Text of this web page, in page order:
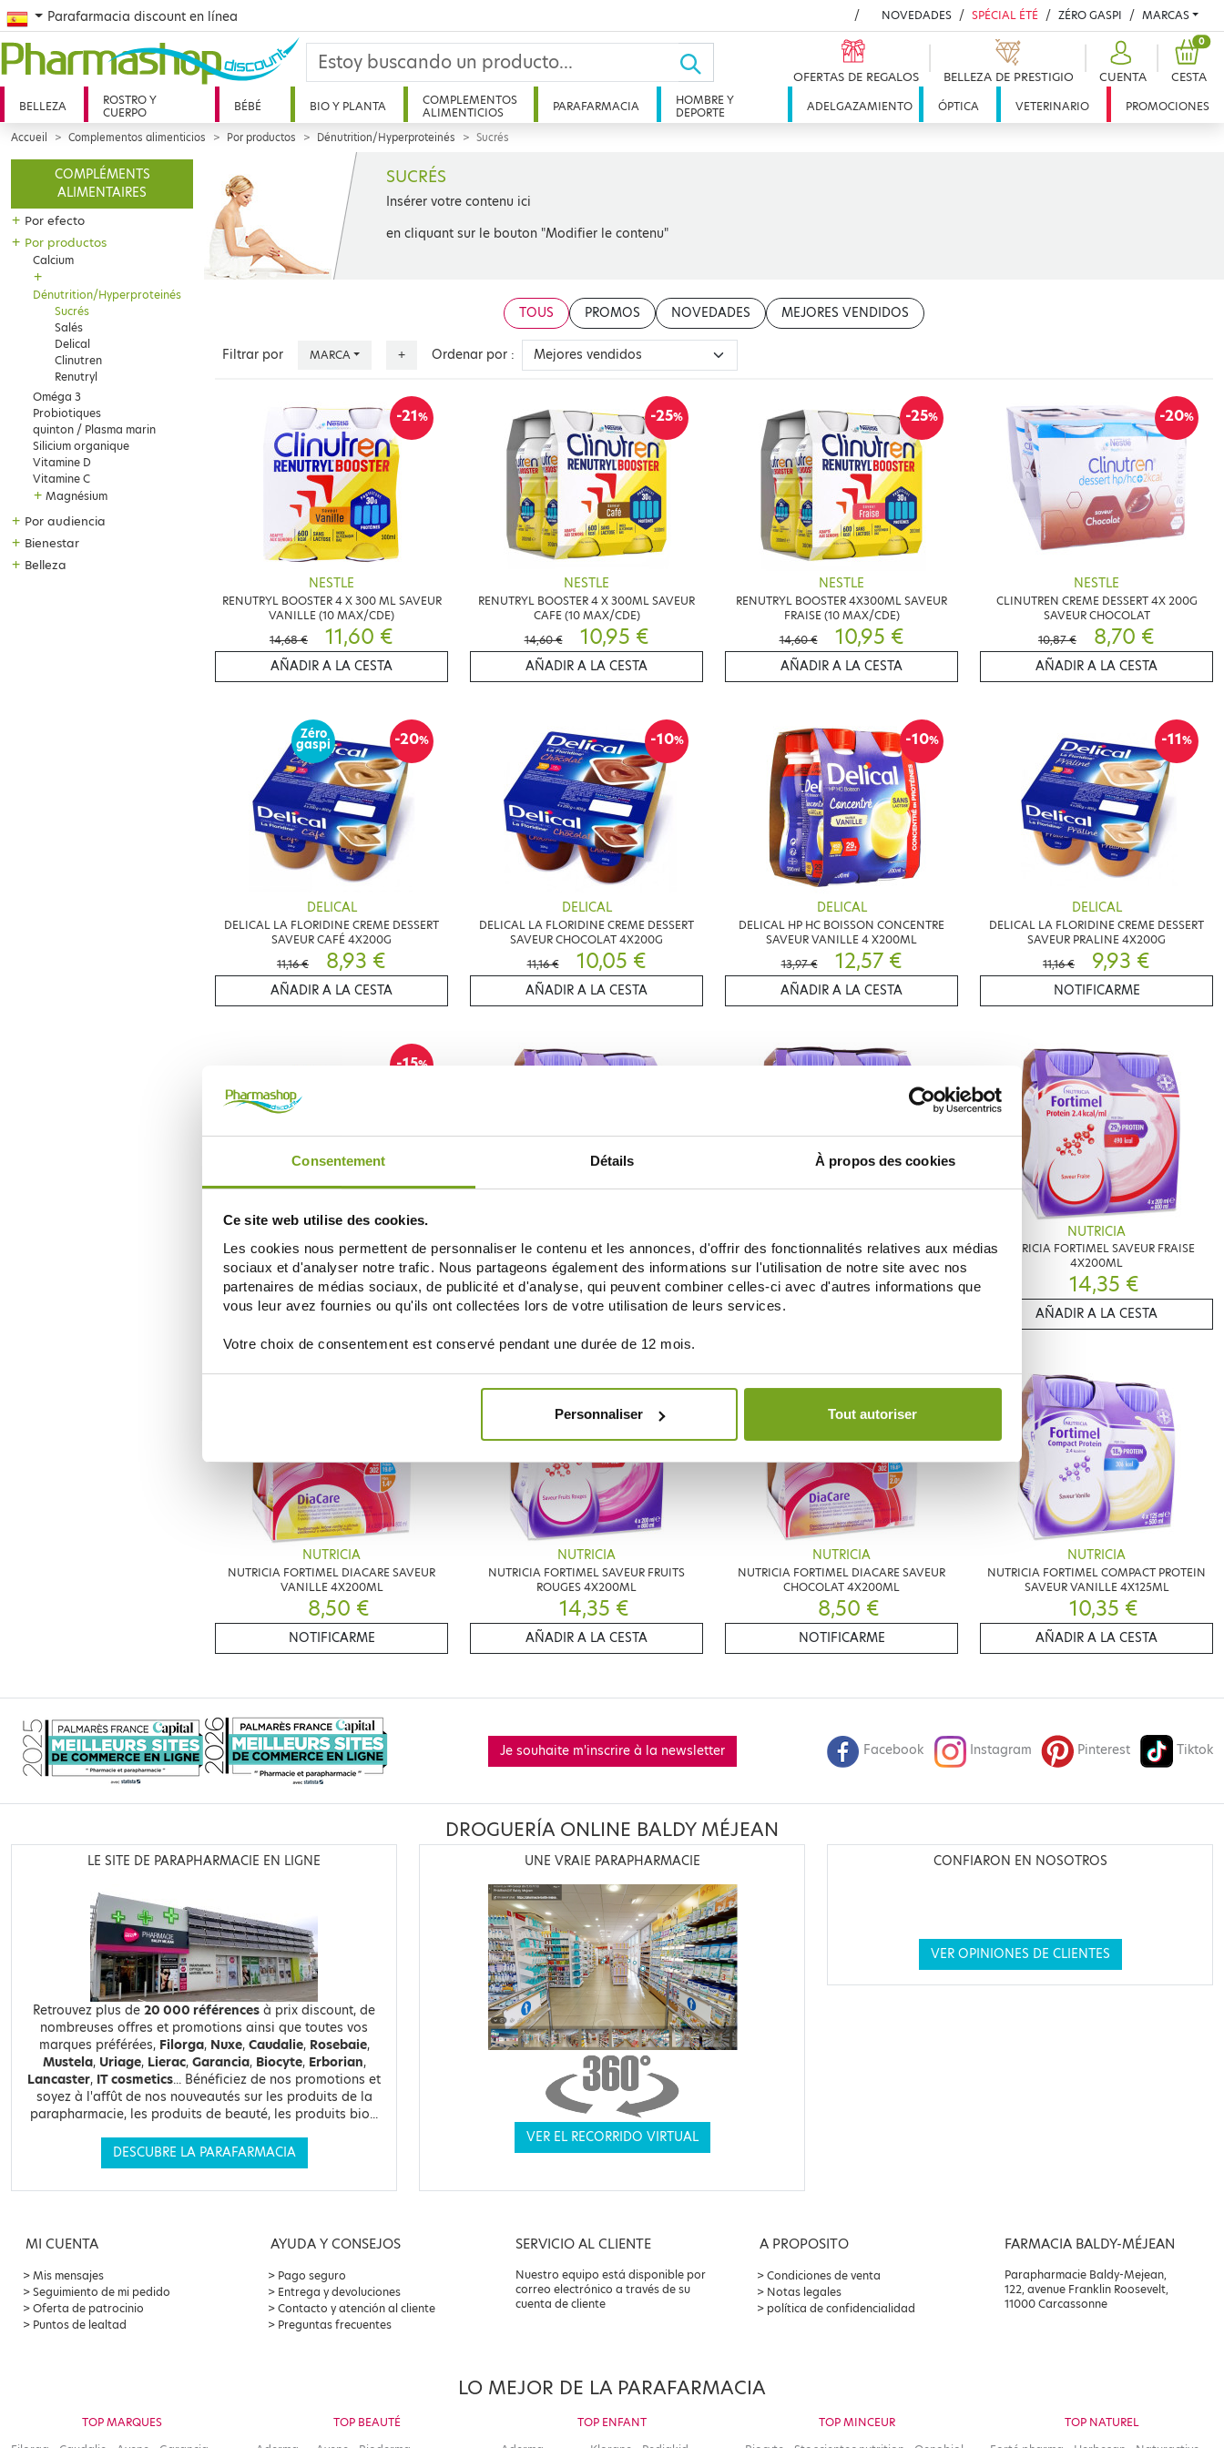
Consentement Détails À propos des cookies
Ce site web utilise des cookies.
Les cookies nous permettent de personnaliser le contenu et les annonces, d'offrir des fonctionnalités relatives aux médias
sociaux et d'analyser notre trafic. Nous partageons également des informations sur l'utilisation de notre site avec nos
partenaires de médias sociaux, de publicité et d'analyse, qui peuvent combiner celles-ci avec d'autres informations que
vous leur avez fournies ou qu'ils ont collectées lors de votre utilisation de leurs services.
Votre choix de consentement est conservé pendant une durée de 12 mois.
Personnaliser Tout autoriser
Spanish
Parafarmacia discount en línea NOVEDADES SPÉCIAL ÉTÉ ZÉRO GASPI MARCAS
OFERTAS DE REGALOS BELLEZA DE PRESTIGIO CUENTA CESTA
0
BELLEZA
ROSTRO Y
CUERPO
BÉBÉ BIO Y PLANTA
COMPLEMENTOS
ALIMENTICIOS
PARAFARMACIA
HOMBRE Y
DEPORTE
ADELGAZAMIENTO ÓPTICA VETERINARIO PROMOCIONES
Accueil Complementos alimenticios Por productos Dénutrition/Hyperproteinés Sucrés
COMPLÉMENTS
ALIMENTAIRES
+ Por efecto
+ Por productos
Calcium
+
Dénutrition/Hyperproteinés
Sucrés
Salés
Delical
Clinutren
Renutryl
Oméga 3
Probiotiques
quinton / Plasma marin
Silicium organique
Vitamine D
Vitamine C
+ Magnésium
+ Por audiencia
+ Bienestar
+ Belleza
SUCRÉS
Insérer votre contenu ici
en cliquant sur le bouton "Modifier le contenu"
TOUS PROMOS NOVEDADES MEJORES VENDIDOS
Filtrar por MARCA + Ordenar por :
-21%
NESTLE
RENUTRYL BOOSTER 4 X 300 ML SAVEUR
VANILLE (10 MAX/CDE)
14,68 €
11,60 €
AÑADIR A LA CESTA
-25%
NESTLE
RENUTRYL BOOSTER 4 X 300ML SAVEUR
CAFE (10 MAX/CDE)
14,60 €
10,95 €
AÑADIR A LA CESTA
-25%
NESTLE
RENUTRYL BOOSTER 4X300ML SAVEUR
FRAISE (10 MAX/CDE)
14,60 €
10,95 €
AÑADIR A LA CESTA
-20%
NESTLE
CLINUTREN CREME DESSERT 4X 200G
SAVEUR CHOCOLAT
10,87 €
8,70 €
AÑADIR A LA CESTA
-20%
Zéro
gaspi
DELICAL
DELICAL LA FLORIDINE CREME DESSERT
SAVEUR CAFÉ 4X200G
11,16 €
8,93 €
AÑADIR A LA CESTA
-10%
DELICAL
DELICAL LA FLORIDINE CREME DESSERT
SAVEUR CHOCOLAT 4X200G
11,16 €
10,05 €
AÑADIR A LA CESTA
-10%
DELICAL
DELICAL HP HC BOISSON CONCENTRE
SAVEUR VANILLE 4 X200ML
13,97 €
12,57 €
AÑADIR A LA CESTA
-11%
DELICAL
DELICAL LA FLORIDINE CREME DESSERT
SAVEUR PRALINE 4X200G
11,16 €
9,93 €
NOTIFICARME
-15%
DELICAL CREME DESSERT SANS LACTOSE
SAVEUR CAFÉ 4X200G
11,16 €
9,49 €
NOTIFICARME
NUTRICIA FORTIMEL SAVEUR CARAMEL
4X200ML
14,35 €
NOTIFICARME
NUTRICIA FORTIMEL SAVEUR VANILLE
4X200ML
14,35 €
NUTRICIA
NUTRICIA FORTIMEL SAVEUR FRAISE
4X200ML
14,35 €
AÑADIR A LA CESTA
NUTRICIA
NUTRICIA FORTIMEL DIACARE SAVEUR
VANILLE 4X200ML
8,50 €
NOTIFICARME
NUTRICIA
NUTRICIA FORTIMEL SAVEUR FRUITS
ROUGES 4X200ML
14,35 €
AÑADIR A LA CESTA
NUTRICIA
NUTRICIA FORTIMEL DIACARE SAVEUR
CHOCOLAT 4X200ML
8,50 €
NOTIFICARME
NUTRICIA
NUTRICIA FORTIMEL COMPACT PROTEIN
SAVEUR VANILLE 4X125ML
10,35 €
AÑADIR A LA CESTA
Je souhaite m'inscrire à la newsletter Facebook Instagram Pinterest Tiktok
DROGUERÍA ONLINE BALDY MÉJEAN
LE SITE DE PARAPHARMACIE EN LIGNE
Retrouvez plus de 20 000 références à prix discount, de
nombreuses offres et promotions ainsi que toutes vos
marques préférées, Filorga, Nuxe, Caudalie, Rosebaie,
Mustela, Uriage, Lierac, Garancia, Biocyte, Erborian,
Lancaster, IT cosmetics... Bénéficiez de nos promotions et
soyez à l'affût de nos nouveautés sur les produits de la
parapharmacie, les produits de beauté, les produits bio...
DESCUBRE LA PARAFARMACIA
UNE VRAIE PARAPHARMACIE
VER EL RECORRIDO VIRTUAL
CONFIARON EN NOSOTROS
VER OPINIONES DE CLIENTES
MI CUENTA
Mis mensajes
Seguimiento de mi pedido
Oferta de patrocinio
Puntos de lealtad
AYUDA Y CONSEJOS
Pago seguro
Entrega y devoluciones
Contacto y atención al cliente
Preguntas frecuentes
SERVICIO AL CLIENTE
Nuestro equipo está disponible por
correo electrónico a través de su
cuenta de cliente
A PROPOSITO
Condiciones de venta
Notas legales
política de confidencialidad
FARMACIA BALDY-MÉJEAN
Parapharmacie Baldy-Mejean,
122, avenue Franklin Roosevelt,
11000 Carcassonne
LO MEJOR DE LA PARAFARMACIA
TOP MARQUES
TOP BEAUTÉ
TOP ENFANT
TOP MINCEUR
TOP NATUREL